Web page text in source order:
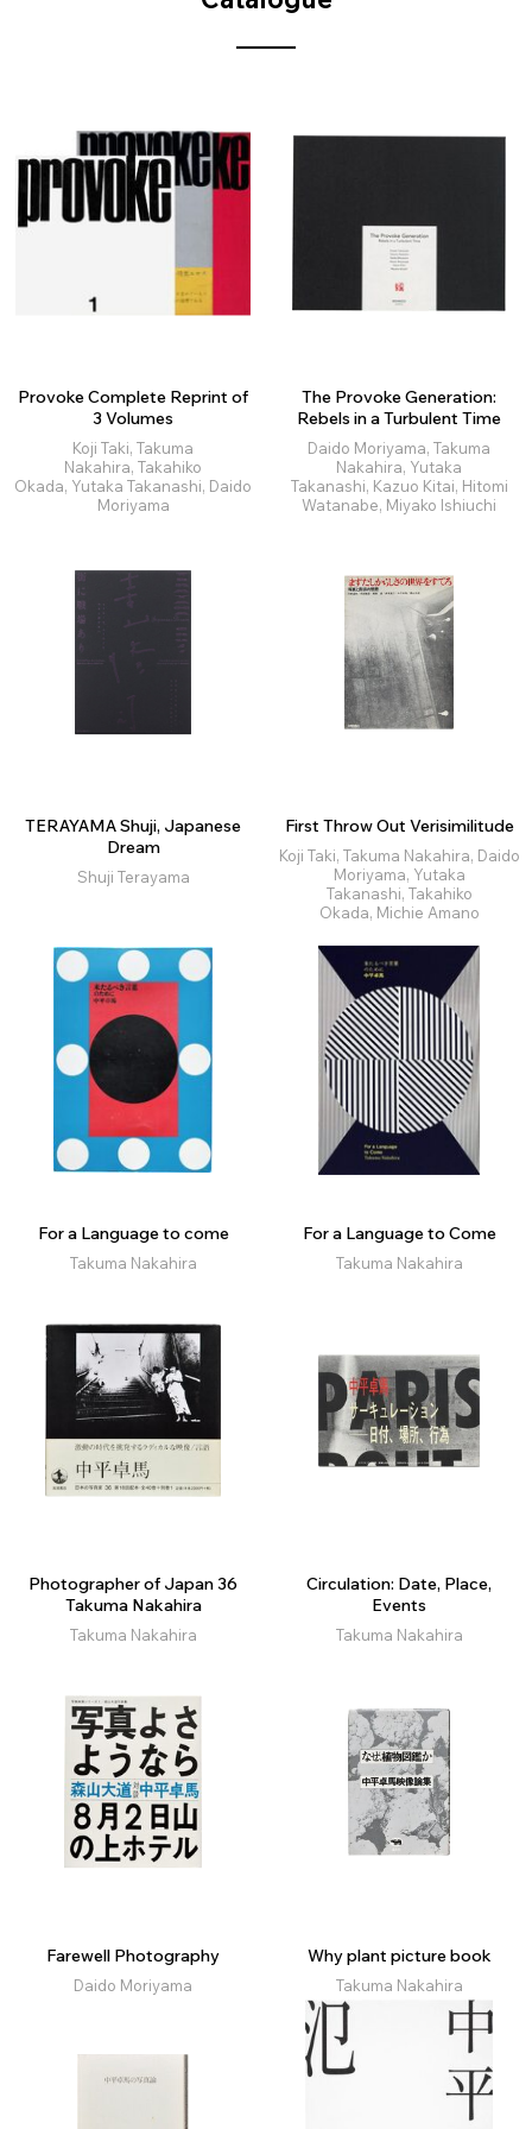
Provoke Complete Reprint of
3 Volumes
Koji Taki, Takuma
Nakahira, Takahiko
Okada, Yutaka Takanashi, Daido
Moriyama
The Provoke Generation:
Rebels in a Turbulent Time
Daido Moriyama, Takuma
Nakahira, Yutaka
Takanashi, Kazuo Kitai, Hitomi
Watanabe, Miyako Ishiuchi
TERAYAMA Shuji, Japanese
Dream
Shuji Terayama
First Throw Out Verisimilitude
Koji Taki, Takuma Nakahira, Daido
Moriyama, Yutaka
Takanashi, Takahiko
Okada, Michie Amano
For a Language to come
Takuma Nakahira
For a Language to Come
Takuma Nakahira
Photographer of Japan 36
Takuma Nakahira
Takuma Nakahira
Circulation: Date, Place,
Events
Takuma Nakahira
Farewell Photography
Daido Moriyama
Why plant picture book
Takuma Nakahira